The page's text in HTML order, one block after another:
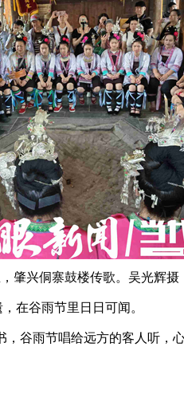
肇兴侗寨鼓楼传歌。吴光辉摄
在谷雨节里日日可闻。
雨节唱给远方的客人听，心